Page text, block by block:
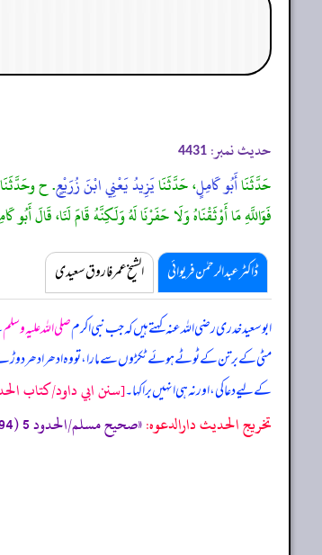
حدیث نمبر: 4431
حَدَّثَنَاأَبُو كَامِلٍ، حَدَّثَنَايَزِيدُ يَعْنِي ابْنَ زُرَيْعٍ. ح وحَدَّثَنَا
فَوَاللَّهِ مَا أَوْثَقْنَاهُ وَلَا حَفَرْنَا لَهُ وَلَكِنَّهُ قَامَ لَنَا، قَالَ
ڈاکٹر عبدالرحمٰن فریوائی الشیخ عمر فاروق سعیدی
ابو سعید خدری رضی اللہ عنہ کہتے ہیں کہجب نبی اکرمصلی اللہ علیہ وسلم
مٹی کے برتن کے ٹوٹے ہوئے ٹکڑوں سے مار ا، تو وہ ادھر ادھر
کے لیے دعا کی، اور نہ ہی انہیں برا کہا۔[سنن ابي داود/كتاب
تخریج الحدیث دارالدعوہ:«‏‏‏‏صحیح مسلم/الحدود 5 (1694)، (تحفة الأشراف: 4313)، وقد أخرجہ: سنن الدارمی/الحدود 14 (2365) (صحیح)»